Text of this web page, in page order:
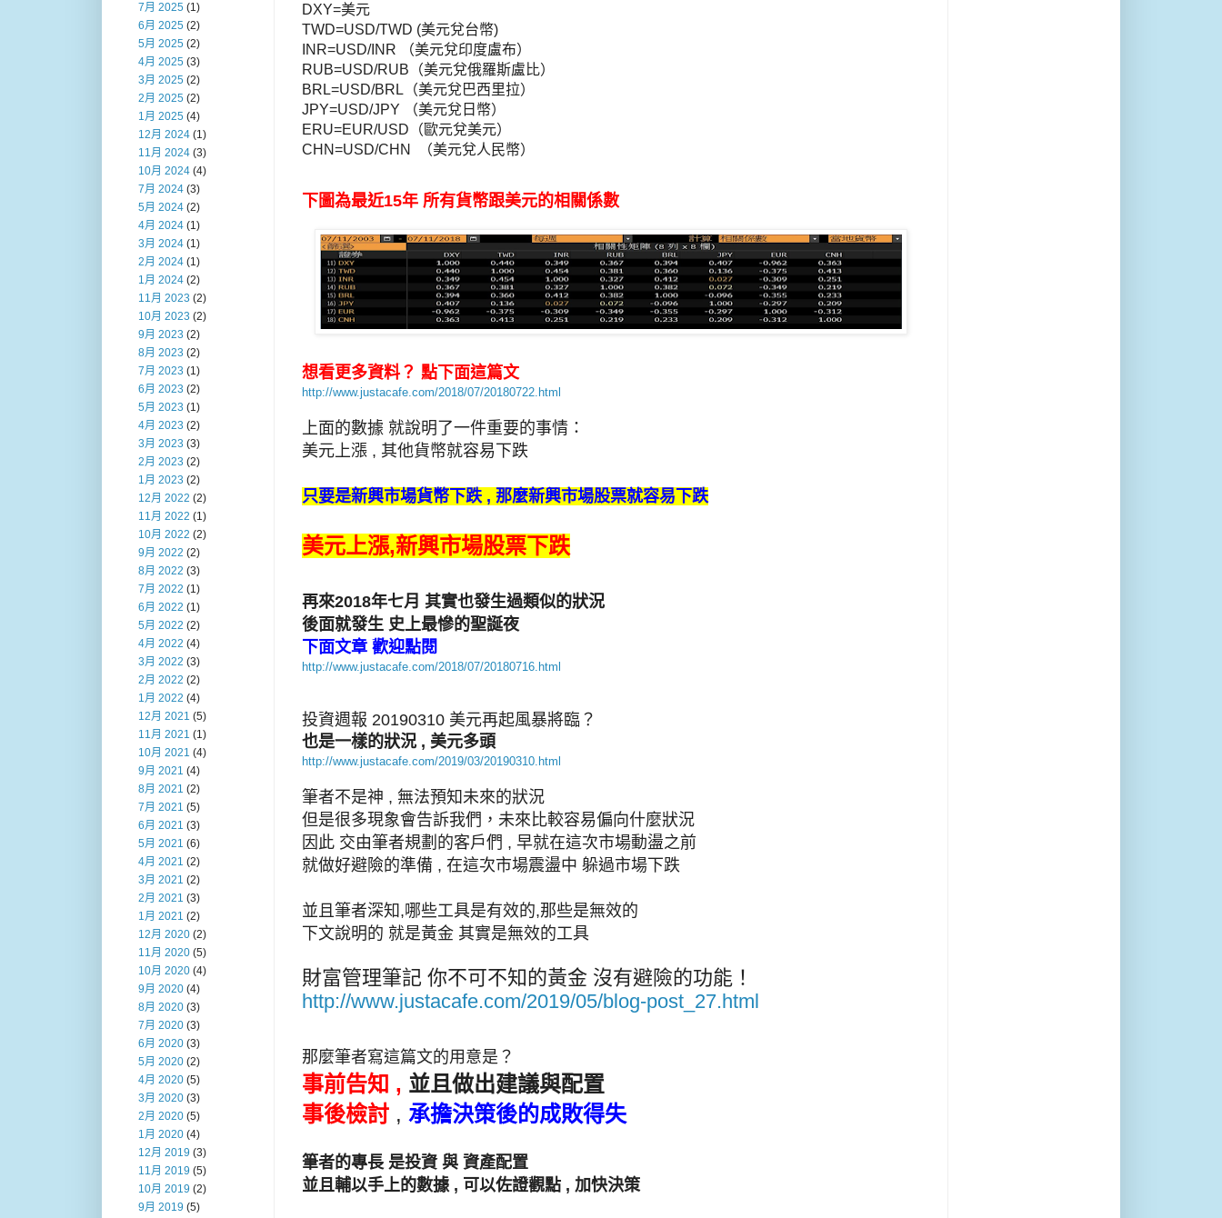
DXY=美元
TWD=USD/TWD (美元兌台幣)
INR=USD/INR （美元兌印度盧布）
RUB=USD/RUB（美元兌俄羅斯盧比）
BRL=USD/BRL（美元兌巴西里拉）
JPY=USD/JPY （美元兌日幣）
ERU=EUR/USD（歐元兌美元）
CHN=USD/CHN （美元兌人民幣）
下圖為最近15年 所有貨幣跟美元的相關係數
想看更多資料？ 點下面這篇文
http://www.justacafe.com/2018/07/20180722.html
上面的數據 就說明了一件重要的事情：
美元上漲 , 其他貨幣就容易下跌
只要是新興市場貨幣下跌 , 那麼新興市場股票就容易下跌
美元上漲,新興市場股票下跌
再來2018年七月 其實也發生過類似的狀況
後面就發生 史上最慘的聖誕夜
下面文章 歡迎點閱
http://www.justacafe.com/2018/07/20180716.html
投資週報 20190310 美元再起風暴將臨？
也是一樣的狀況 , 美元多頭
http://www.justacafe.com/2019/03/20190310.html
筆者不是神 , 無法預知未來的狀況
但是很多現象會告訴我們，未來比較容易偏向什麼狀況
因此 交由筆者規劃的客戶們 , 早就在這次市場動盪之前
就做好避險的準備 , 在這次市場震盪中 躲過市場下跌
並且筆者深知,哪些工具是有效的,那些是無效的
下文說明的 就是黃金 其實是無效的工具
財富管理筆記 你不可不知的黃金 沒有避險的功能！
http://www.justacafe.com/2019/05/blog-post_27.html
那麼筆者寫這篇文的用意是？
事前告知 , 並且做出建議與配置
事後檢討 , 承擔決策後的成敗得失
筆者的專長 是投資 與 資產配置
並且輔以手上的數據 , 可以佐證觀點 , 加快決策
7月 2025 (1)
6月 2025 (2)
5月 2025 (2)
4月 2025 (3)
3月 2025 (2)
2月 2025 (2)
1月 2025 (4)
12月 2024 (1)
11月 2024 (3)
10月 2024 (4)
7月 2024 (3)
5月 2024 (2)
4月 2024 (1)
3月 2024 (1)
2月 2024 (1)
1月 2024 (2)
11月 2023 (2)
10月 2023 (2)
9月 2023 (2)
8月 2023 (2)
7月 2023 (1)
6月 2023 (2)
5月 2023 (1)
4月 2023 (2)
3月 2023 (3)
2月 2023 (2)
1月 2023 (2)
12月 2022 (2)
11月 2022 (1)
10月 2022 (2)
9月 2022 (2)
8月 2022 (3)
7月 2022 (1)
6月 2022 (1)
5月 2022 (2)
4月 2022 (4)
3月 2022 (3)
2月 2022 (2)
1月 2022 (4)
12月 2021 (5)
11月 2021 (1)
10月 2021 (4)
9月 2021 (4)
8月 2021 (2)
7月 2021 (5)
6月 2021 (3)
5月 2021 (6)
4月 2021 (2)
3月 2021 (2)
2月 2021 (3)
1月 2021 (2)
12月 2020 (2)
11月 2020 (5)
10月 2020 (4)
9月 2020 (4)
8月 2020 (3)
7月 2020 (3)
6月 2020 (3)
5月 2020 (2)
4月 2020 (5)
3月 2020 (3)
2月 2020 (5)
1月 2020 (4)
12月 2019 (3)
11月 2019 (5)
10月 2019 (2)
9月 2019 (5)